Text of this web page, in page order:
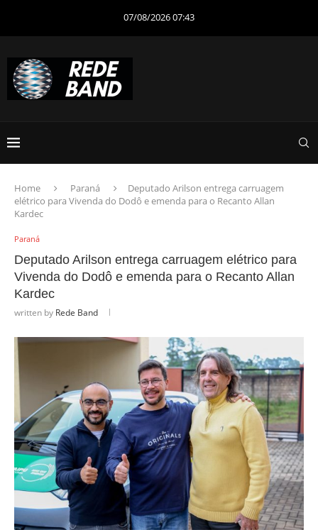
07/08/2026 07:43
Home Paraná
Deputado Arilson entrega carruagem
elétrico para Vivenda do Dodô e emenda para o Recanto Allan
Kardec
Paraná
Deputado Arilson entrega carruagem elétrico para
Vivenda do Dodô e emenda para o Recanto Allan
Kardec
written by Rede Band